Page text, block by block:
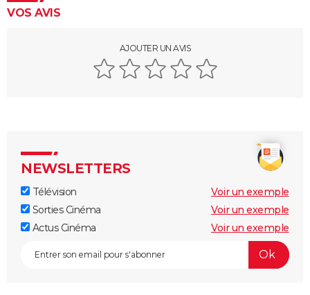
VOS AVIS
AJOUTER UN AVIS
NEWSLETTERS
Télévision
Voir un exemple
Sorties Cinéma
Voir un exemple
Actus Cinéma
Voir un exemple